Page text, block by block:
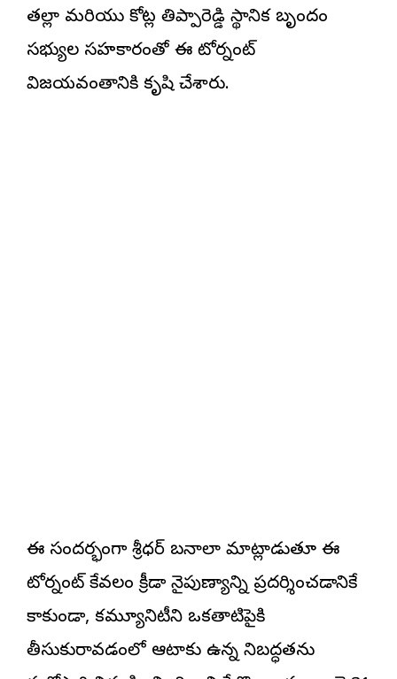
తల్లా మరియు కోట్ల తిప్పారెడ్డి స్థానిక బృందం
సభ్యుల సహకారంతో ఈ టోర్నమెంట్
విజయవంతానికి కృషి చేశారు.
ఈ సందర్భంగా శ్రీధర్ బనాలా మాట్లాడుతూ ఈ
టోర్నమెంట్ కేవలం క్రీడా నైపుణ్యాన్ని ప్రదర్శించడానికే
కాకుండా, కమ్యూనిటీని ఒకతాటిపైకి
తీసుకురావడంలో ఆటాకు ఉన్న నిబద్ధతను